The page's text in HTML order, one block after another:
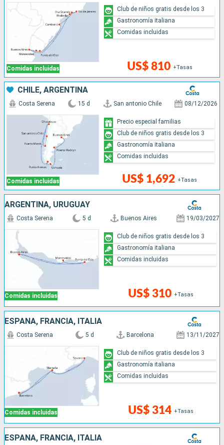
Comidas incluidas US$ 810 +Tasas
Club de niños gratis desde los 3
Gastronomía italiana
Comidas incluidas
CHILE, ARGENTINA
Comidas incluidas
Costa Serena 15 d San antonio Chile 08/12/2026
US$ 1,692 +Tasas
Precio especial familias
Club de niños gratis desde los 3
Gastronomía italiana
Comidas incluidas
ARGENTINA, URUGUAY
Comidas incluidas
Costa Serena 5 d Buenos Aires 19/03/2027
US$ 310 +Tasas
Club de niños gratis desde los 3
Gastronomía italiana
Comidas incluidas
ESPAÑA, FRANCIA, ITALIA
Comidas incluidas
Costa Serena 5 d Barcelona 13/11/2027
US$ 314 +Tasas
Club de niños gratis desde los 3
Gastronomía italiana
Comidas incluidas
ESPAÑA, FRANCIA, ITALIA